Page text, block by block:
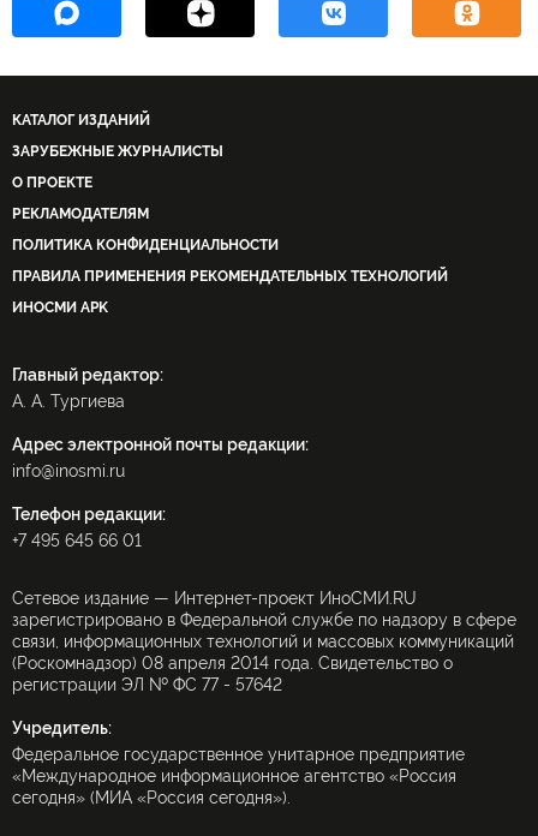
КАТАЛОГ ИЗДАНИЙ
ЗАРУБЕЖНЫЕ ЖУРНАЛИСТЫ
О ПРОЕКТЕ
РЕКЛАМОДАТЕЛЯМ
ПОЛИТИКА КОНФИДЕНЦИАЛЬНОСТИ
ПРАВИЛА ПРИМЕНЕНИЯ РЕКОМЕНДАТЕЛЬНЫХ ТЕХНОЛОГИЙ
ИНОСМИ APK
Главный редактор:
А. А. Тургиева
Адрес электронной почты редакции:
info@inosmi.ru
Телефон редакции:
+7 495 645 66 01
Сетевое издание — Интернет-проект ИноСМИ.RU
зарегистрировано в Федеральной службе по надзору в сфере
связи, информационных технологий и массовых коммуникаций
(Роскомнадзор) 08 апреля 2014 года. Свидетельство о
регистрации ЭЛ № ФС 77 - 57642
Учредитель:
Федеральное государственное унитарное предприятие
«Международное информационное агентство «Россия
сегодня» (МИА «Россия сегодня»).